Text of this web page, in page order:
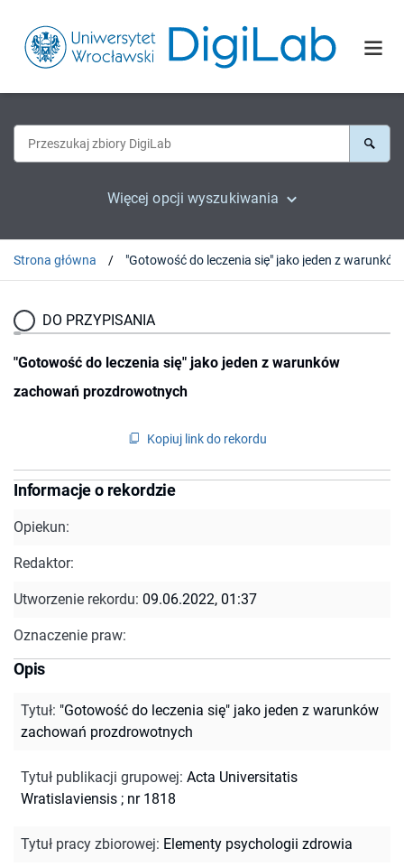
Więcej opcji wyszukiwania
Strona główna
DO PRZYPISANIA
"Gotowość do leczenia się" jako jeden z warunków
zachowań prozdrowotnych
Kopiuj link do rekordu
Informacje o rekordzie
Opiekun:
Redaktor:
Utworzenie rekordu: 09.06.2022, 01:37
Oznaczenie praw:
Opis
Tytuł: "Gotowość do leczenia się" jako jeden z warunków
zachowań prozdrowotnych
Tytuł publikacji grupowej: Acta Universitatis
Wratislaviensis ; nr 1818
Tytuł pracy zbiorowej: Elementy psychologii zdrowia